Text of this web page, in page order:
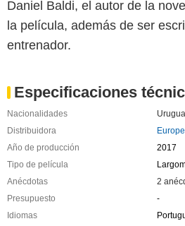
Daniel Baldi, el autor de la
la película, además de ser
entrenador.
Especificaciones
Nacionalidades
Distribuidora
Año de producción
2017
Tipo de película
Anécdotas
2
Presupuesto
-
Idiomas